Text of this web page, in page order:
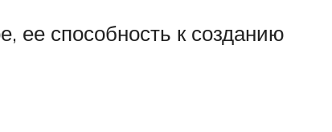
ее способность к созданию